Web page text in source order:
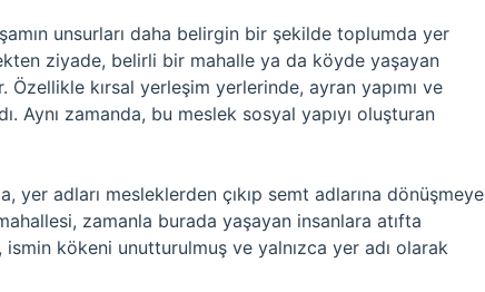
unsurları daha belirgin bir şekilde toplumda yer
ziyade, belirli bir mahalle ya da köyde yaşayan
kırsal yerleşim yerlerinde, ayran yapımı ve
Aynı zamanda, bu meslek sosyal yapıyı oluşturan
yer adları mesleklerden çıkıp semt adlarına dönüşmeye
zamanla burada yaşayan insanlara atıfta
kökeni unutturulmuş ve yalnızca yer adı olarak